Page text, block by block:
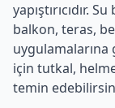
yapıştırıcıdır.
balkon, teras,
uygulamalarına
için tutkal,
temin